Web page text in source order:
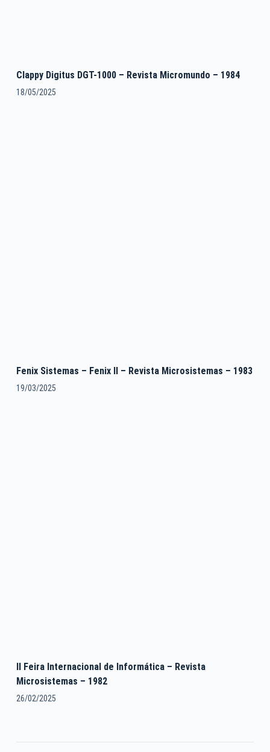
Clappy Digitus DGT-1000 – Revista Micromundo – 1984
18/05/2025
Fenix Sistemas – Fenix II – Revista Microsistemas – 1983
19/03/2025
II Feira Internacional de Informática – Revista
Microsistemas – 1982
26/02/2025